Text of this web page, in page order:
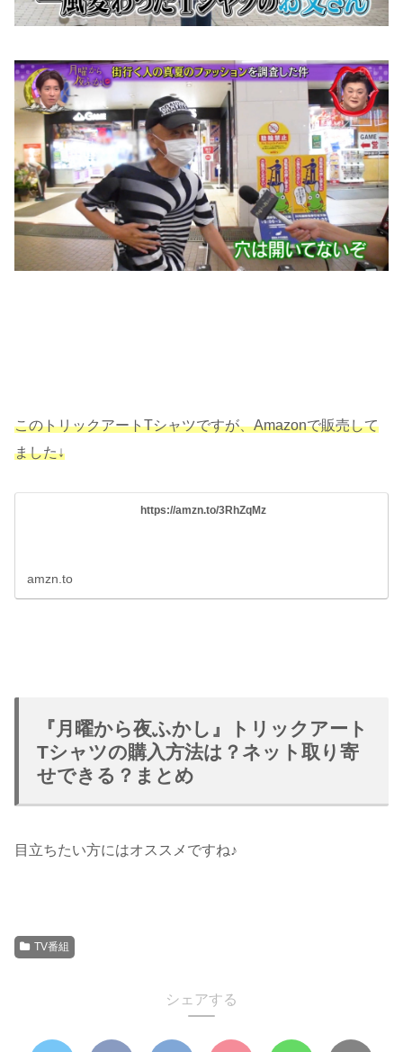
このトリックアートTシャツですが、Amazonで販売して
ました↓
https://amzn.to/3RhZqMz
amzn.to
『月曜から夜ふかし』トリックアート
Tシャツの購入方法は？ネット取り寄
せできる？まとめ
目立ちたい方にはオススメですね♪
TV番組
シェアする